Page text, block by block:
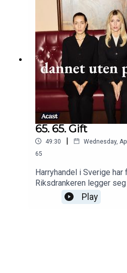
65. 65. Gift
49:30 | Wednesday,
65
Harryhandel i Sverige har
Riksdrankeren legger
drikker han? Nadina vet
The Drama i Helenas liv,
Play